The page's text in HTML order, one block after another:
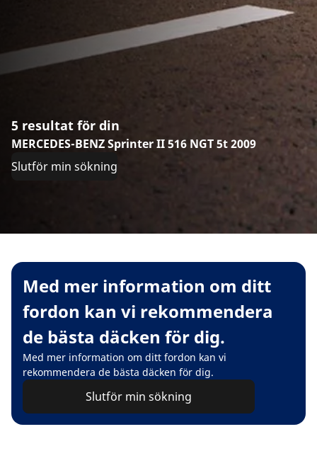
5 resultat för din
MERCEDES-BENZ Sprinter II 516 NGT 5t 2009
Slutför min sökning
Med mer information om ditt
fordon kan vi rekommendera
de bästa däcken för dig.
Med mer information om ditt fordon kan vi
rekommendera de bästa däcken för dig.
Slutför min sökning